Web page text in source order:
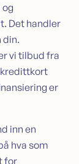
Det handler
din.
vi tilbud fra
kredittkort
er
inn en
hva som
for